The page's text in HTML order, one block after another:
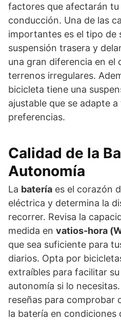
factores que afectarán tu
conducción. Una de las
importantes es el tipo de
suspensión trasera y
una gran diferencia en
terrenos irregulares.
bicicleta tiene una
ajustable que se adapte
preferencias.
Calidad de la
Autonomía
La batería es el corazón
eléctrica y determina la
recorrer. Revisa la
medida en vatios-hora
que sea suficiente para
diarios. Opta por
extraíbles para facilitar
autonomía si lo
reseñas para comprobar
la batería en condiciones